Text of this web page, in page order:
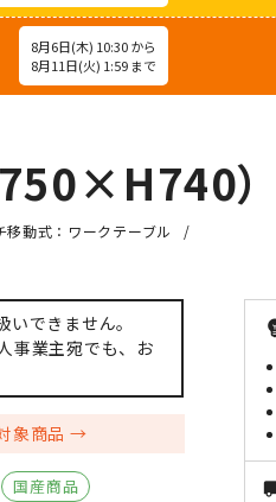
8月6日(木) 10:30 から
8月11日(火) 1:59 まで
）
移動式：ワークテーブル
できません。
事業主宛でも、お
象商品
国産商品